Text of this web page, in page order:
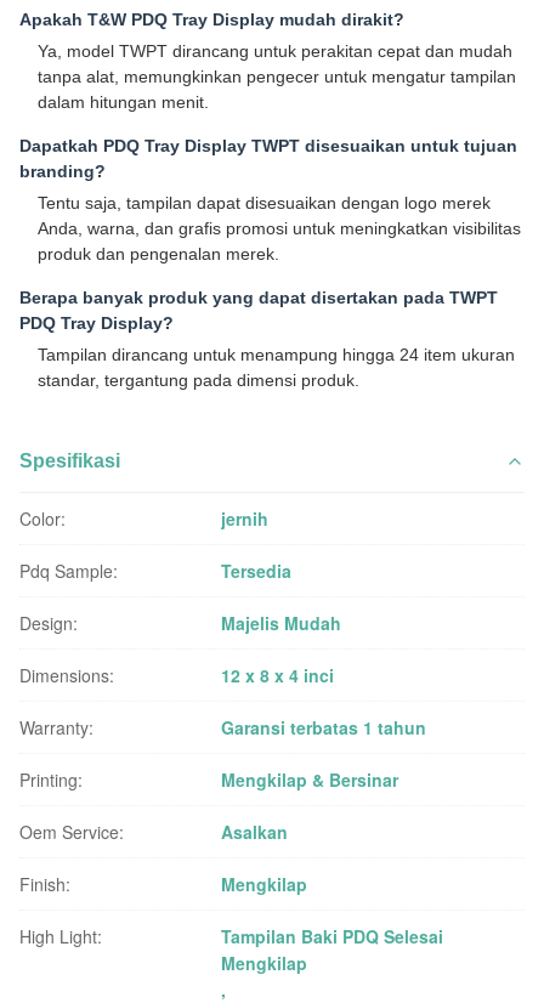
Apakah T&W PDQ Tray Display mudah dirakit?
Ya, model TWPT dirancang untuk perakitan cepat dan mudah
tanpa alat, memungkinkan pengecer untuk mengatur tampilan
dalam hitungan menit.
Dapatkah PDQ Tray Display TWPT disesuaikan untuk tujuan
branding?
Tentu saja, tampilan dapat disesuaikan dengan logo merek
Anda, warna, dan grafis promosi untuk meningkatkan visibilitas
produk dan pengenalan merek.
Berapa banyak produk yang dapat disertakan pada TWPT
PDQ Tray Display?
Tampilan dirancang untuk menampung hingga 24 item ukuran
standar, tergantung pada dimensi produk.
Spesifikasi
Color: jernih
Pdq Sample: Tersedia
Design: Majelis Mudah
Dimensions: 12 x 8 x 4 inci
Warranty: Garansi terbatas 1 tahun
Printing: Mengkilap & Bersinar
Oem Service: Asalkan
Finish: Mengkilap
High Light:
Tampilan Baki PDQ Selesai
Mengkilap
,